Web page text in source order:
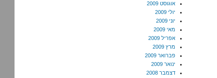
אוגוסט 2009
יולי 2009
יוני 2009
מאי 2009
אפריל 2009
מרץ 2009
פברואר 2009
ינואר 2009
דצמבר 2008